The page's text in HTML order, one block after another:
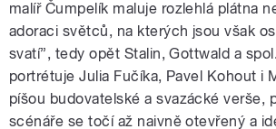
malíř Čumpelík maluje rozlehlá plátna
adoraci světců, na kterých jsou však
svatí”, tedy opět Stalin, Gottwald a
portrétuje Julia Fučíka, Pavel Kohout i
píšou budovatelské a svazácké verše,
scénáře se točí až naivně otevřený a